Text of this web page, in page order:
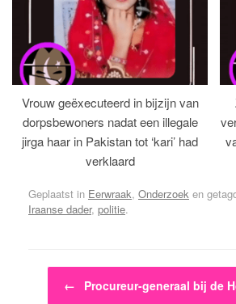
Vrouw geëxecuteerd in bijzijn van
dorpsbewoners nadat een illegale
jirga haar in Pakistan tot ‘kari’ had
verklaard
Geplaatst in Eerwraak, Onderzoek en
Iraanse dader, politie.
Bericht navigatie
← Procureur-generaal bij de